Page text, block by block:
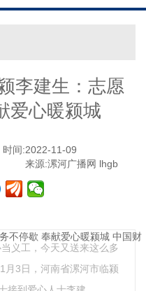
李建生：志愿
爱心暖颍城
时间:2022-11-09
来源:漯河广播网 lhgb
义工，今天又送来这么多
月3日，河南省漯河市临颍